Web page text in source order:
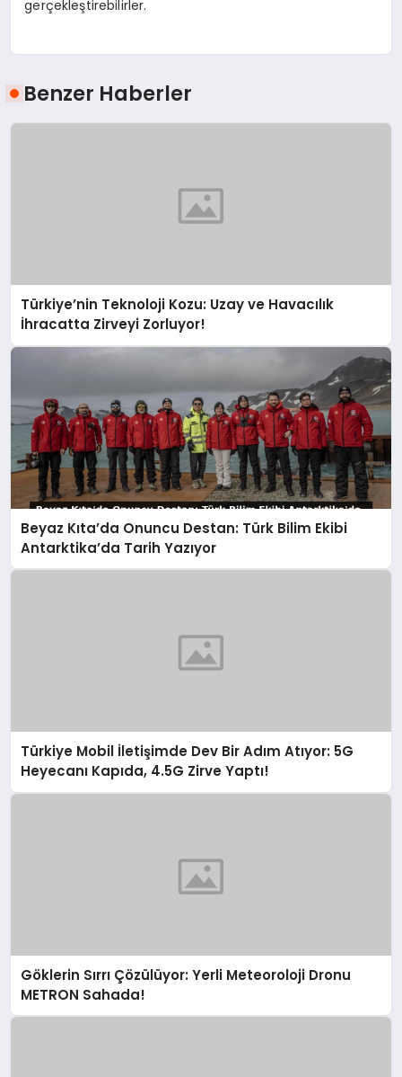
gerçekleştirebilirler.
Benzer Haberler
Türkiye’nin Teknoloji Kozu: Uzay ve Havacılık
İhracatta Zirveyi Zorluyor!
Beyaz Kıta’da Onuncu Destan: Türk Bilim Ekibi
Antarktika’da Tarih Yazıyor
Türkiye Mobil İletişimde Dev Bir Adım Atıyor: 5G
Heyecanı Kapıda, 4.5G Zirve Yaptı!
Göklerin Sırrı Çözülüyor: Yerli Meteoroloji Dronu
METRON Sahada!